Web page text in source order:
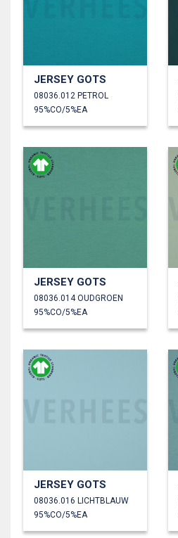
JERSEY GOTS
08036.012 PETROL
95%CO/5%EA
JERSEY GOTS
08036.014 OUDGROEN
95%CO/5%EA
JERSEY GOTS
08036.016 LICHTBLAUW
95%CO/5%EA